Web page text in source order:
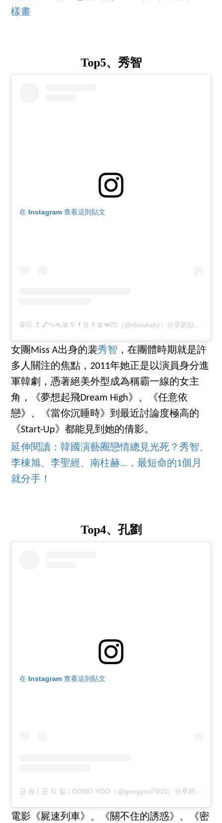
樣畫
Top5、秀智
在 Instagram 查看這則貼文
女團Miss A出身的裴秀智 ，在團體時期就是許
多人關注的焦點，2011年她正是以演員身分進
軍韓劇，憑著絕美外型成為稱霸一線的女主
角，《夢想起飛Dream High》、《任意依
戀》、《當你沉睡時》到最近討論度極高的
《Start-Up》都能見到她的倩影。
延伸閱讀：韓國演藝圈戀情總見光死？秀智、
李棟旭、李聖經、南柱赫...，最短命的1個月
就分手！
Top4、孔劉
在 Instagram 查看這則貼文
電影《屍速列車》、《關不住的誘惑》、《密